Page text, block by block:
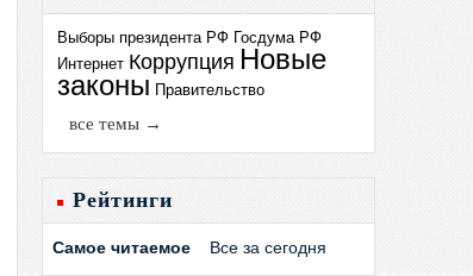
Выборы президента РФ Госдума РФ
Интернет Коррупция Новые
законы Правительство
все темы →
Рейтинги
Самое читаемое Все за сегодня